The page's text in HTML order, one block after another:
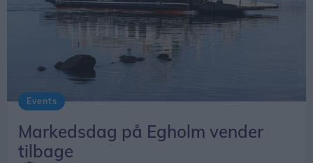
Events
Markedsdag på Egholm vender
tilbage